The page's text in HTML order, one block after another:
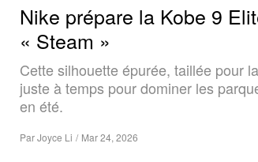
Nike prépare la Kobe 9
« Steam »
Cette silhouette épurée, taillée pour
juste à temps pour dominer les
en été.
ParJoyce Li / Mar 24, 2026